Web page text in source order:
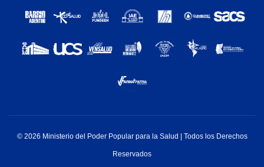
© 2026 Ministerio del Poder Popular para la Salud | Todos los Derechos
Reservados